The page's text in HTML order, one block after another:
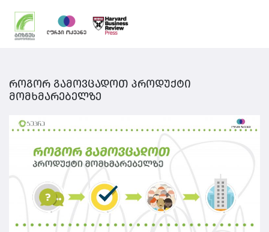
როგორ გამოვცადოთ პროდუქტი
მომხმარებელზე